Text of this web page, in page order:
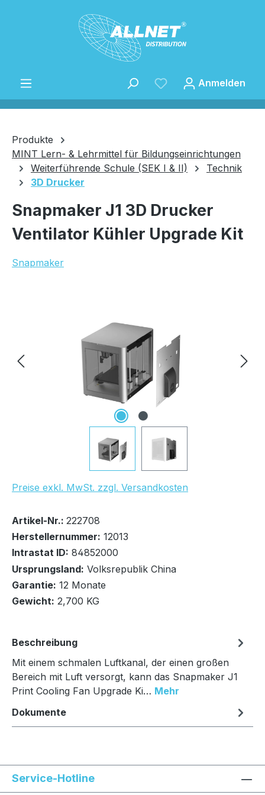
Zum Hauptinhalt springen
Anmelden
Produkte
MINT Lern- & Lehrmittel für Bildungseinrichtungen
Weiterführende Schule (SEK I & II)
Technik
3D Drucker
Snapmaker J1 3D Drucker
Ventilator Kühler Upgrade Kit
Snapmaker
UVP Netto: 57,98 €
Preise exkl. MwSt. zzgl. Versandkosten
Bestand:1x
Sofort verfügbar, Lieferzeit: 1-2 Tage
Lieferung auf Palette
In den Warenkorb
Artikel-Nr.: 222708
Herstellernummer: 12013
Intrastat ID: 84852000
Ursprungsland: Volksrepublik China
Garantie: 12 Monate
Gewicht: 2,700 KG
Beschreibung
Mit einem schmalen Luftkanal, der einen großen
Bereich mit Luft versorgt, kann das Snapmaker J1
Print Cooling Fan Upgrade Ki… Mehr
Dokumente
Service-Hotline